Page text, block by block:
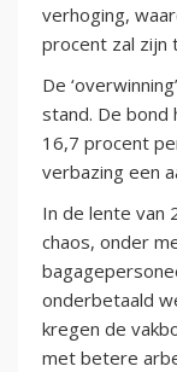
verhoging,
procent zal zijn
De
stand. De bond
16,7 procent
verbazing een
In de lente van
chaos, onder
onderbetaald
kregen de
met betere